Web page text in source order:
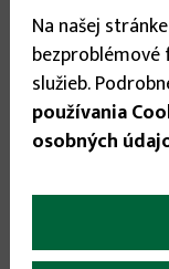
29.90

Na našej
bezproblémové
služieb.
používania
osobných